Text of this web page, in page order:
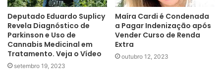
Deputado Eduardo Suplicy
Revela Diagnóstico de
Parkinson e Uso de
Cannabis Medicinal em
Tratamento. Veja o Vídeo
setembro 19, 2023
Maíra Cardi é Condenada
a Pagar Indenização após
Vender Curso de Renda
Extra
outubro 12, 2023